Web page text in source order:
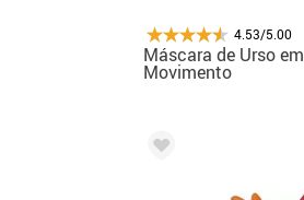
4.53/5.00
Máscara de Urso em
Movimento